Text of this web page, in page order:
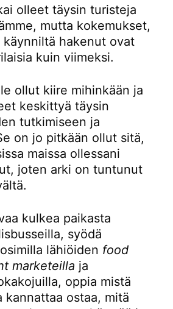
olleet täysin turisteja
mutta kokemukset,
hakenut ovat
kuin viimeksi.
ollut kiire mihinkään ja
keskittyä täysin
tutkimiseen ja
on jo pitkään ollut sitä,
maissa ollessani
joten arki on tuntunut
kulkea paikasta
syödä
lähiöiden food
marketeilla ja
oppia mistä
kannattaa ostaa, mitä